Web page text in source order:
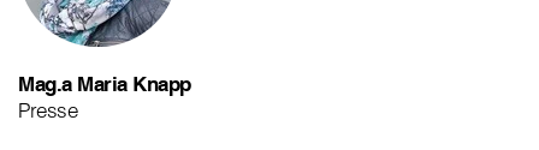
Mag.a Maria Knapp
Presse